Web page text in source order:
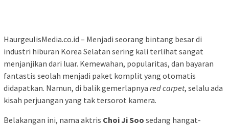
HaurgeulisMedia.co.id – Menjadi seorang bintang besar di
industri hiburan Korea Selatan sering kali terlihat sangat
menjanjikan dari luar. Kemewahan, popularitas, dan bayaran
fantastis seolah menjadi paket komplit yang otomatis
didapatkan. Namun, di balik gemerlapnya red carpet, selalu ada
kisah perjuangan yang tak tersorot kamera.
Belakangan ini, nama aktris Choi Ji Soo sedang hangat-